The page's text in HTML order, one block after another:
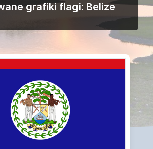
grafiki flagi: Belize